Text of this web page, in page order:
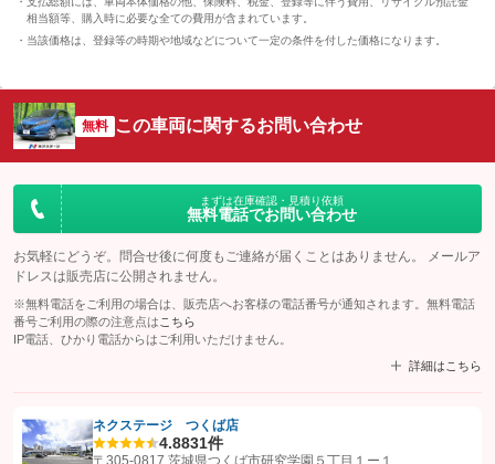
相当額等、購入時に必要な全ての費用が含まれています。
当該価格は、登録等の時期や地域などについて一定の条件を付した価格になります。
無料 この車両に関するお問い合わせ
まずは在庫確認・見積り依頼
無料電話でお問い合わせ
お気軽にどうぞ。問合せ後に何度もご連絡が届くことはありません。 メールア
ドレスは販売店に公開されません。
※無料電話をご利用の場合は、販売店へお客様の電話番号が通知されます。無料電話
番号ご利用の際の注意点は こちら
IP電話、ひかり電話からはご利用いただけません。
詳細はこちら
【STEP1】認証画面でグーネットを友だち追加してから「許可する」ボタンを押
ネクステージ つくば店
4.8831件
〒305-0817 茨城県つくば市研究学園５丁目１ー１